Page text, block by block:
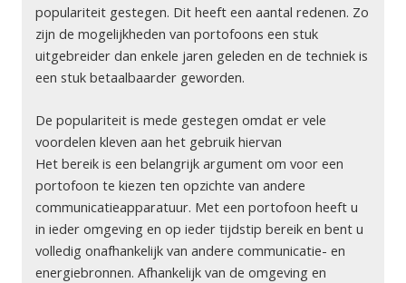
populariteit gestegen. Dit heeft een aantal redenen. Zo
zijn de mogelijkheden van portofoons een stuk
uitgebreider dan enkele jaren geleden en de techniek is
een stuk betaalbaarder geworden.
De populariteit is mede gestegen omdat er vele
voordelen kleven aan het gebruik hiervan
Het bereik is een belangrijk argument om voor een
portofoon te kiezen ten opzichte van andere
communicatieapparatuur. Met een portofoon heeft u
in ieder omgeving en op ieder tijdstip bereik en bent u
volledig onafhankelijk van andere communicatie- en
energiebronnen. Afhankelijk van de omgeving en